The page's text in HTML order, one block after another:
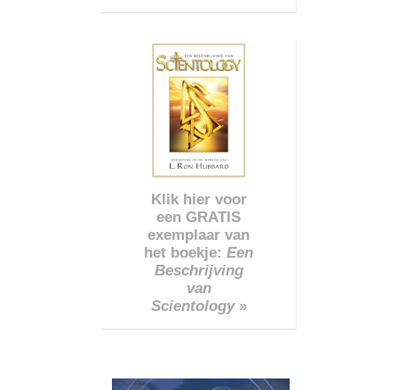
Klik hier voor
een GRATIS
exemplaar van
het boekje: Een
Beschrijving
van
Scientology»